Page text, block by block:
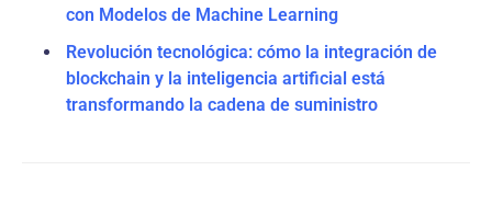
con Modelos de Machine Learning
Revolución tecnológica: cómo la integración de
blockchain y la inteligencia artificial está
transformando la cadena de suministro